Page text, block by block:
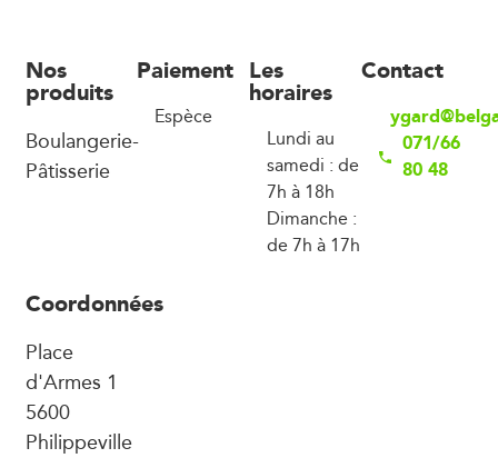
Nos
produits
Boulangerie-
Pâtisserie
Paiement
Espèce
Les
horaires
Lundi au
samedi : de
7h à 18h
Dimanche :
de 7h à 17h
Contact
071/66
80 48
Coordonnées
Place
d'Armes 1
5600
Philippeville